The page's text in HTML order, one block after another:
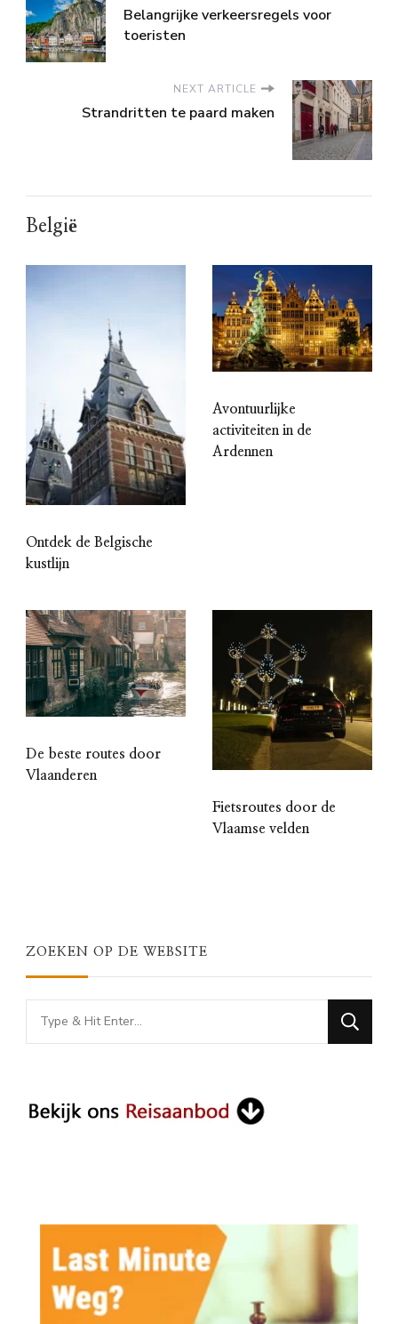
Belangrijke verkeersregels voor
toeristen
NEXT ARTICLE
Strandritten te paard maken
België
Ontdek de Belgische
kustlijn
Avontuurlijke
activiteiten in de
Ardennen
De beste routes door
Vlaanderen
Fietsroutes door de
Vlaamse velden
ZOEKEN OP DE WEBSITE
Looking
for